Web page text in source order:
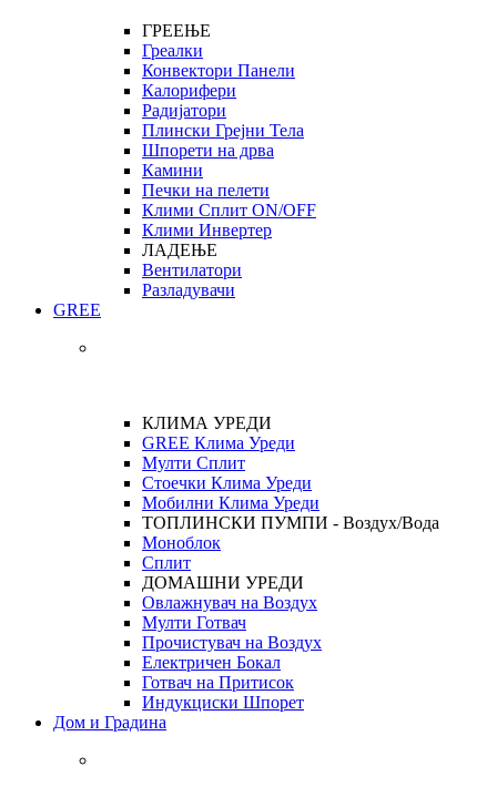
ГРЕЕЊЕ
Греалки
Конвектори Панели
Калорифери
Радијатори
Плински Грејни Тела
Шпорети на дрва
Камини
Печки на пелети
Клими Сплит ON/OFF
Клими Инвертер
ЛАДЕЊЕ
Вентилатори
Разладувачи
GREE
КЛИМА УРЕДИ
GREE Клима Уреди
Мулти Сплит
Стоечки Клима Уреди
Мобилни Клима Уреди
ТОПЛИНСКИ ПУМПИ - Воздух/Вода
Моноблок
Сплит
ДОМАШНИ УРЕДИ
Овлажнувач на Воздух
Мулти Готвач
Прочистувач на Воздух
Електричен Бокал
Готвач на Притисок
Индукциски Шпорет
Дом и Градина